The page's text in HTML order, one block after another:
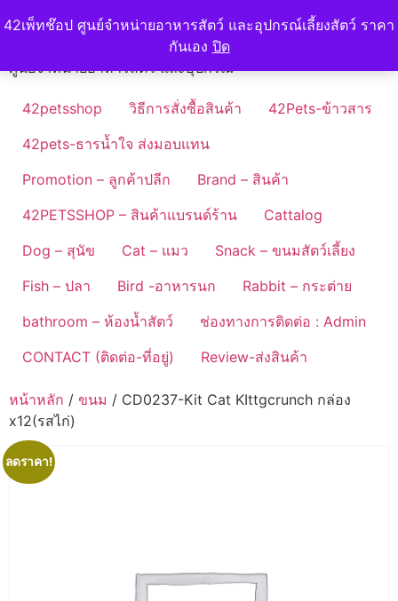
42เพ็ทช๊อป ศูนย์จำหน่ายอาหารสัตว์ และอุปกรณ์เลี้ยงสัตว์ ราคา
กันเอง ปิด
to42petshop
ศูนย์จำหน่ายอาหารสัตว์ และอุปกรณ์
42petsshop วิธีการสั่งซื้อสินค้า
42Pets-ข้าวสาร
42pets-ธารน้ำใจ ส่งมอบแทน
Promotion – ลูกค้าปลีก
Brand – สินค้า
42PETSSHOP – สินค้าแบรนด์ร้าน
Cattalog
Dog – สุนัข
Cat – แมว
Snack – ขนมสัตว์เลี้ยง
Fish – ปลา
Bird -อาหารนก
Rabbit – กระต่าย
bathroom – ห้องน้ำสัตว์
ช่องทางการติดต่อ : Admin
CONTACT (ติดต่อ-ที่อยู่)
Review-ส่งสินค้า
หน้าหลัก / ขนม / CD0237-Kit Cat KIttgcrunch กล่อง
x12(รสไก่)
ลดราคา!